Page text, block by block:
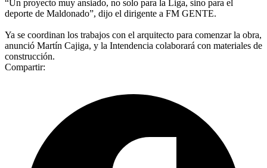
“Un proyecto muy ansiado, no solo para la Liga, sino para el
deporte de Maldonado”, dijo el dirigente a FM GENTE.
Ya se coordinan los trabajos con el arquitecto para comenzar la obra,
anunció Martín Cajiga, y la Intendencia colaborará con materiales de
construcción.
Compartir: